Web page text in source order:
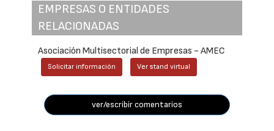
EMPRESAS O ENTIDADES
RELACIONADAS
Asociación Multisectorial de Empresas - AMEC
Solicitar información Ver stand virtual
ver/escribir comentarios